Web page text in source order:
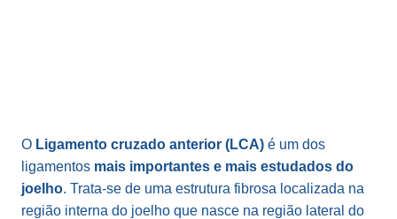
O Ligamento cruzado anterior (LCA) é um dos
ligamentos mais importantes e mais estudados do
joelho. Trata-se de uma estrutura fibrosa localizada na
região interna do joelho que nasce na região lateral do